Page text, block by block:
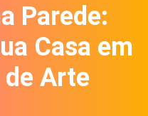
Parede:
Casa em
de Arte